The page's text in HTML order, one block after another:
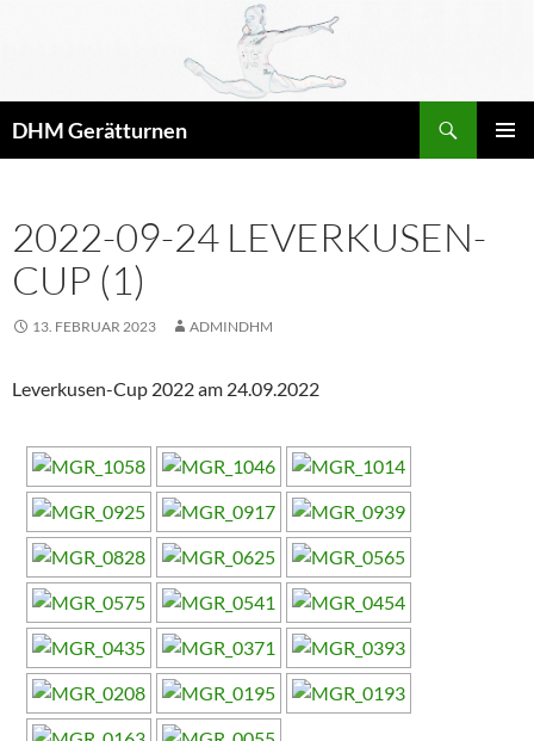
DHM Gerätturnen
2022-09-24 LEVERKUSEN-
CUP (1)
13. FEBRUAR 2023 ADMINDHM
Leverkusen-Cup 2022 am 24.09.2022